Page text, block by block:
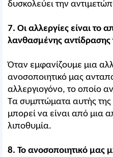
δυσκολεύει την
7. Οι αλλεργίες είναι το
λανθασμένης αντίδρασης
Όταν εμφανίζουμε μια
ανοσοποιητικό μας
αλλεργιογόνο, το οποίο
Τα συμπτώματα αυτής της
μπορεί να είναι από μια
λιποθυμία.
8. Το ανοσοποιητικό μας